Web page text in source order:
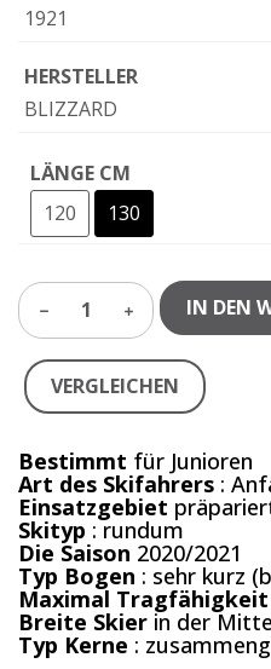
1921
HERSTELLER
BLIZZARD
LÄNGE CM
120
130
1 IN DEN
VERGLEICHEN
Bestimmt für Junioren
Art des Skifahrers :
Einsatzgebiet
Skityp : rundum
Die Saison 2020/2021
Typ Bogen : sehr kurz
Maximal Tragfähigkeit
Breite Skier in der
Typ Kerne :